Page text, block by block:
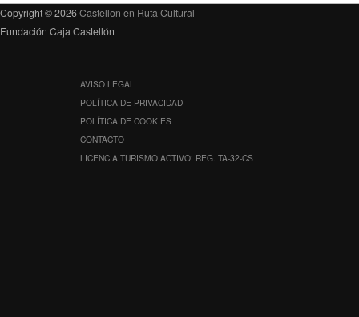
Copyright © 2026Castellon en Ruta Cultural
Fundación Caja Castellón
AVISO LEGAL
POLÍTICA DE PRIVACIDAD
POLÍTICA DE COOKIES
CONTACTO
LICENCIA TURISMO ACTIVO: REG. TA-32-CS